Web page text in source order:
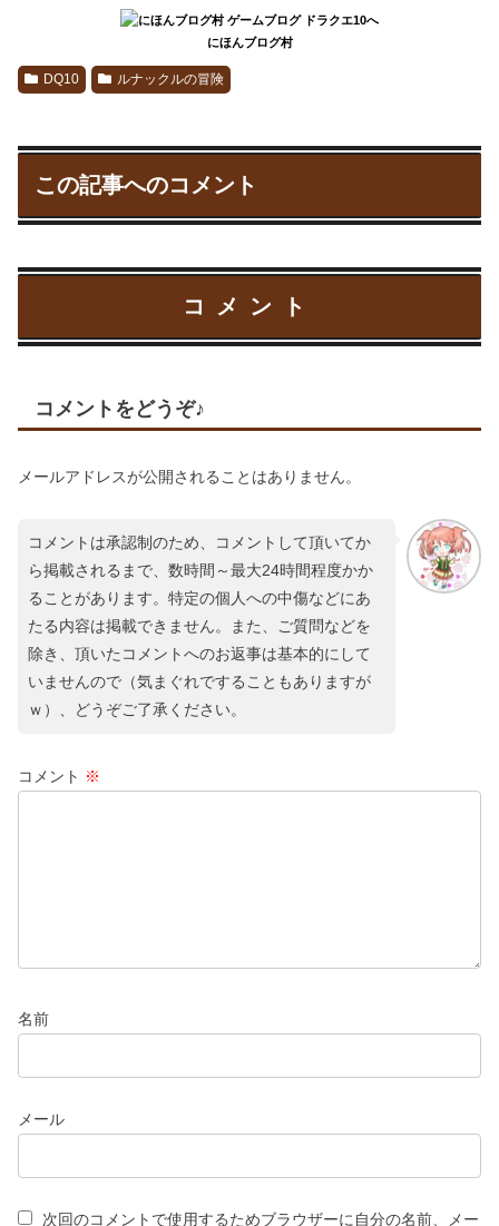
にほんブログ村
DQ10 ルナックルの冒険
この記事へのコメント
コメント
コメントをどうぞ♪
メールアドレスが公開されることはありません。
コメントは承認制のため、コメントして頂いてか
ら掲載されるまで、数時間～最大24時間程度かか
ることがあります。特定の個人への中傷などにあ
たる内容は掲載できません。また、ご質問などを
除き、頂いたコメントへのお返事は基本的にして
いませんので（気まぐれですることもありますが
ｗ）、どうぞご了承ください。
コメント ※
名前
メール
次回のコメントで使用するためブラウザーに自分の名前、メー